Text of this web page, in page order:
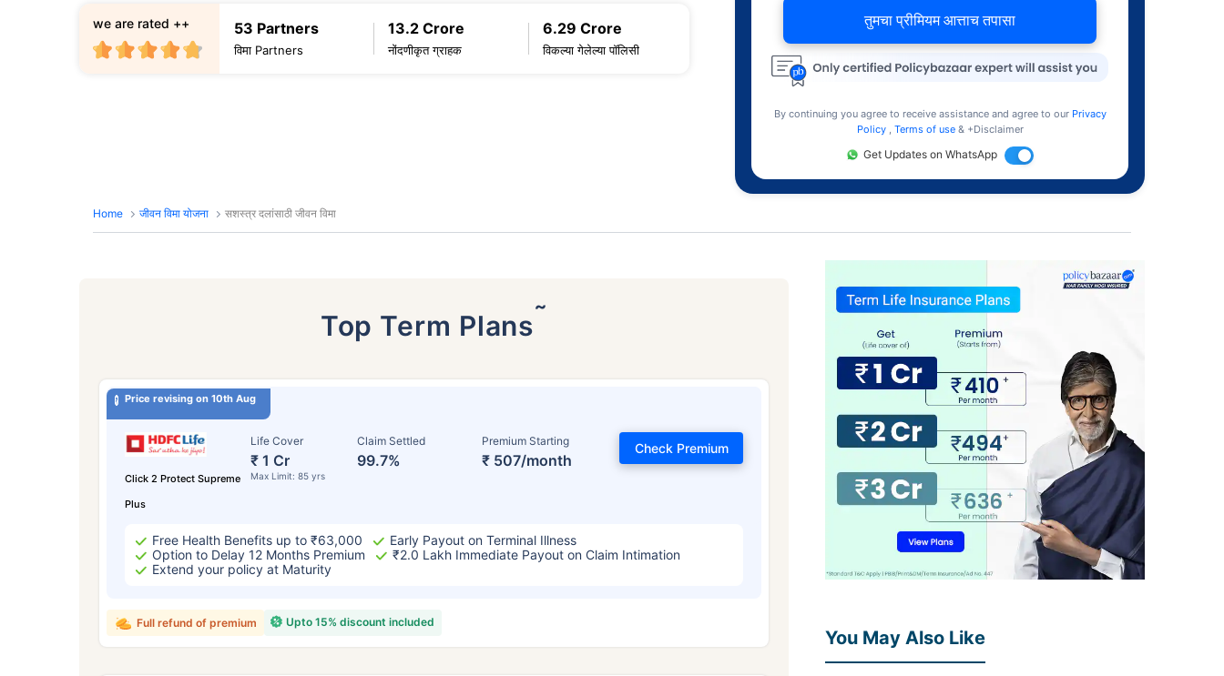
53 Partners
विमा Partners
13.2 Crore
नोंदणीकृत ग्राहक
6.29 Crore
विकल्या गेलेल्या पॉलिसी
we are rated ++ तुमचा प्रीमियम आत्ताच तपासा
By continuing you agree to receive assistance and agree to our Privacy
Policy
Terms of use & +Disclaimer
Get Updates on WhatsApp
Home जीवन विमा योजना सशस्त्र दलांसाठी जीवन विमा
Top Term Plans˜
Price revising on 10th Aug
Click 2 Protect Supreme
Plus
Life Cover
₹ 1 Cr
Max Limit: 85 yrs
Claim Settled
99.7%
Premium Starting
₹ 507/month
Check Premium
Free Health Benefits up to ₹63,000
Early Payout on Terminal Illness
Option to Delay 12 Months Premium
₹2.0 Lakh Immediate Payout on Claim Intimation
Extend your policy at Maturity
Upto 15% discount included
Full refund of premium
You May Also Like